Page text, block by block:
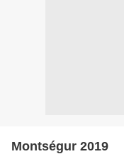
Montségur 2019